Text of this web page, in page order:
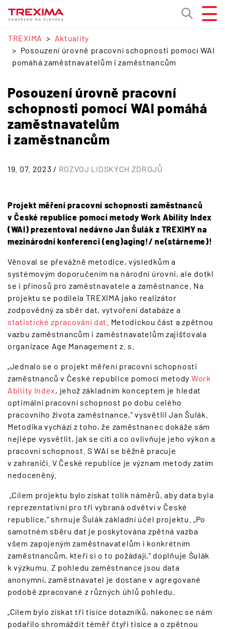
TREXIMA
Aktuality
Posouzení úrovně pracovní schopnosti pomocí WAI
pomáhá zaměstnavatelům i zaměstnancům
Posouzení úrovně pracovní
schopnosti pomocí WAI pomáhá
zaměstnavatelům
i zaměstnancům
19. 07. 2023 / ROZVOJ LIDSKÝCH ZDROJŮ
Projekt měření pracovní schopnosti zaměstnanců
v České republice pomocí metody Work Ability Index
(WAI) prezentoval nedávno Jan Šulák z TREXIMY na
mezinárodní konferenci (eng)aging!/ ne(stárneme)!
Věnoval se převážně metodice, výsledkům a
systémovým doporučením na národní úrovni, ale dotkl
se i přínosů pro zaměstnavatele a zaměstnance. Na
projektu se podílela TREXIMA jako realizátor
zodpovědný za sběr dat, vytvoření databáze a
statistické zpracování dat
. Metodickou část a zpětnou
vazbu zaměstnancům i zaměstnavatelům zajišťovala
organizace Age Management z. s.
„Jednalo se o projekt měření pracovní schopnosti
zaměstnanců v České republice pomocí metody Work
Ability Index, jehož základním konceptem je hledat
optimální pracovní schopnost po dobu celého
pracovního života zaměstnance,“ vysvětlil Jan Šulák.
Metodika vychází z toho, že zaměstnanec dokáže sám
nejlépe vysvětlit, jak se cítí a co ovlivňuje jeho výkon a
pracovní schopnost. S WAI se běžně pracuje
v zahraničí. V České republice je význam metody zatím
nedoceněný.
„Cílem projektu bylo získat tolik náměrů, aby data byla
reprezentativní pro tři vybraná odvětví v České
republice,“ shrnuje Šulák základní účel projektu. „Po
samotném sběru dat je poskytována zpětná vazba
všem zapojeným zaměstnavatelům i konkrétním
zaměstnancům, kteří si o to požádají,“ doplňuje Šulák
k výzkumu. Z pohledu zaměstnance jsou data
anonymní, zaměstnavatel je dostane v agregované
podobě zpracované z různých úhlů pohledu.
„Cílem bylo získat tři tisíce dotazníků, nakonec se nám
podařilo shromáždit téměř čtyři tisíce a o zpětnou